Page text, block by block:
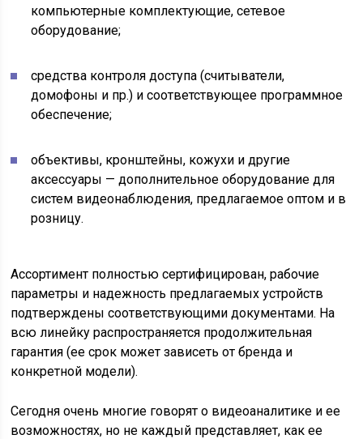
компьютерные комплектующие, сетевое
оборудование;
средства контроля доступа (считыватели,
домофоны и пр.) и соответствующее программное
обеспечение;
объективы, кронштейны, кожухи и другие
аксессуары — дополнительное оборудование для
систем видеонаблюдения, предлагаемое оптом и в
розницу.
Ассортимент полностью сертифицирован, рабочие
параметры и надежность предлагаемых устройств
подтверждены соответствующими документами. На
всю линейку распространяется продолжительная
гарантия (ее срок может зависеть от бренда и
конкретной модели).
Сегодня очень многие говорят о видеоаналитике и ее
возможностях, но не каждый представляет, как ее